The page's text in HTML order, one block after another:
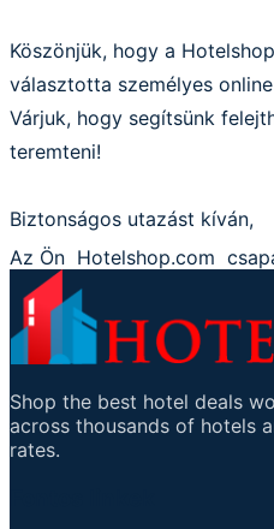
Köszönjük, hogy a
választotta személyes
Várjuk, hogy segítsünk
teremteni!
Biztonságos utazást kíván,
Az Ön Hotelshop.com
Shop the best hotel deals
across thousands of hotels
rates.